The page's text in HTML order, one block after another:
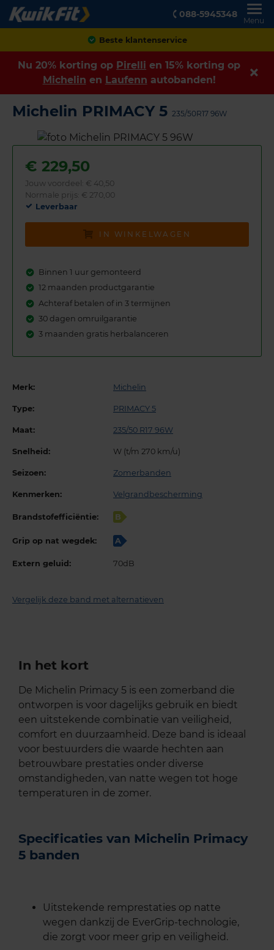
088-5945348
Menu
Achteraf betalen
Nu 20% korting op Pirelli en 15% korting op
Michelin en Laufenn autobanden!
Michelin PRIMACY 5 235/50R17 96W
€ 229,50
Jouw voordeel: € 40,50
Normale prijs: € 270,00
Leverbaar
IN WINKELWAGEN
Binnen 1 uur gemonteerd
12 maanden productgarantie
Achteraf betalen of in 3 termijnen
30 dagen omruilgarantie
3 maanden gratis herbalanceren
Merk: Michelin
Type: PRIMACY 5
Maat: 235/50 R17 96W
Snelheid: W (t/m 270 km/u)
Seizoen: Zomerbanden
Kenmerken: Velgrandbescherming
Brandstofefficiëntie: B
Grip op nat wegdek: A
Extern geluid: 70dB
Vergelijk deze band met alternatieven
In het kort
De Michelin Primacy 5 is een zomerband die
ontworpen is voor dagelijks gebruik en biedt
een uitstekende combinatie van veiligheid,
comfort en duurzaamheid. Deze band is ideaal
voor bestuurders die waarde hechten aan
betrouwbare prestaties onder diverse
omstandigheden, van natte wegen tot hoge
temperaturen in de zomer.
Specificaties van Michelin Primacy
5 banden
Uitstekende remprestaties op natte
wegen dankzij de EverGrip-technologie,
die zorgt voor meer grip en veiligheid.